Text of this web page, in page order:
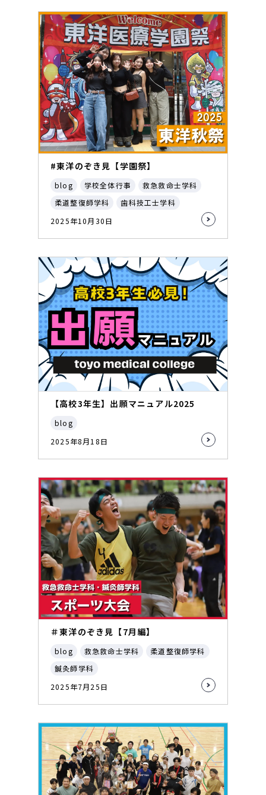
#東洋のぞき見【学園祭】
blog 学校全体行事
救急救命士学科
柔道整復師学科
歯科技工士学科
2025年10月30日
【高校3年生】出願マニュアル2025
blog
2025年8月18日
＃東洋のぞき見【7月編】
blog 救急救命士学科
柔道整復師学科
鍼灸師学科
2025年7月25日